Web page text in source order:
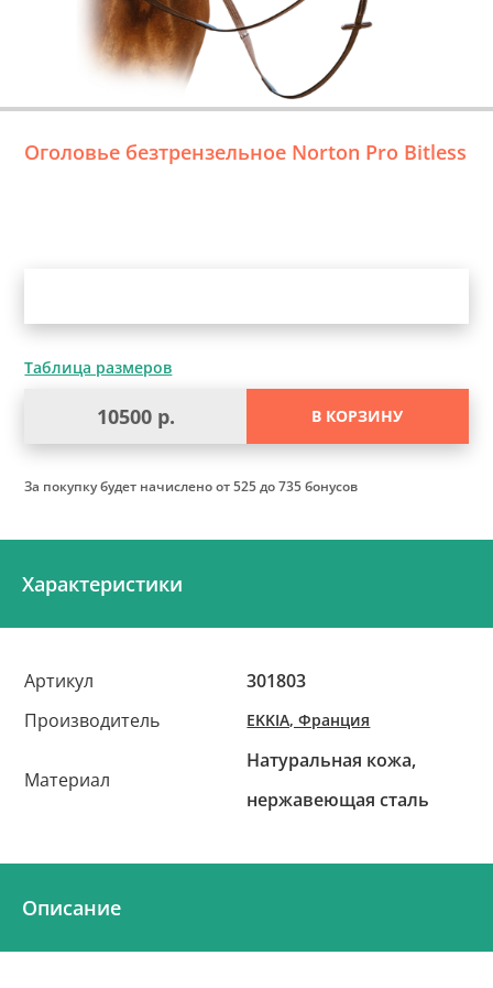
Оголовье безтрензельное Norton Pro Bitless
Таблица размеров
10500 р. В КОРЗИНУ
За покупку будет начисленоот 525 до 735 бонусов
Характеристики
Артикул
301803
Производитель
EKKIA, Франция
Материал
Натуральная кожа,
нержавеющая сталь
Описание